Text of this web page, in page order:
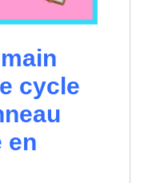
cycle
en